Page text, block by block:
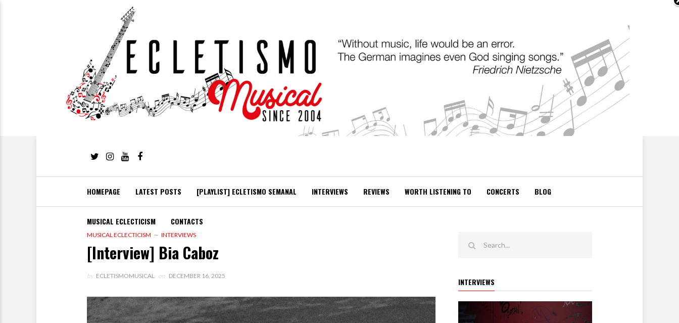
HOMEPAGE LATEST POSTS [PLAYLIST] ECLETISMO SEMANAL INTERVIEWS REVIEWS WORTH LISTENING TO CONCERTS BLOG
MUSICAL ECLECTICISM CONTACTS
MUSICAL ECLECTICISM INTERVIEWS
[Interview] Bia Caboz
by ECLETISMOMUSICAL on DECEMBER 16, 2025
INTERVIEWS